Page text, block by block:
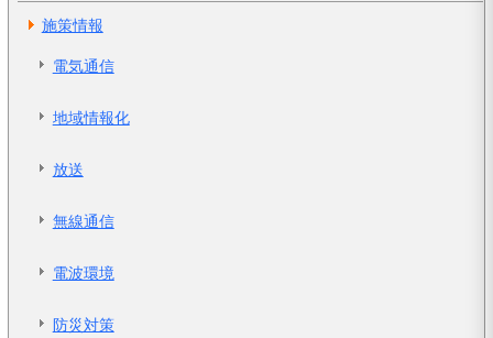
施策情報
電気通信
地域情報化
放送
無線通信
電波環境
防災対策